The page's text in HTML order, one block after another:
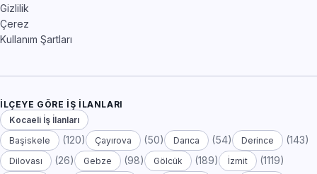
Gizlilik
Çerez
Kullanım Şartları
İLÇEYE GÖRE İŞ İLANLARI
Kocaeli İş İlanları
Başiskele
(120) Çayırova (50) Darıca (54) Derince (143)
Dilovası (26) Gebze (98) Gölcük (189) İzmit (1119)